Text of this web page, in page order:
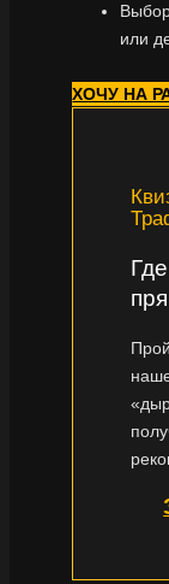
или
ХОЧУ НА